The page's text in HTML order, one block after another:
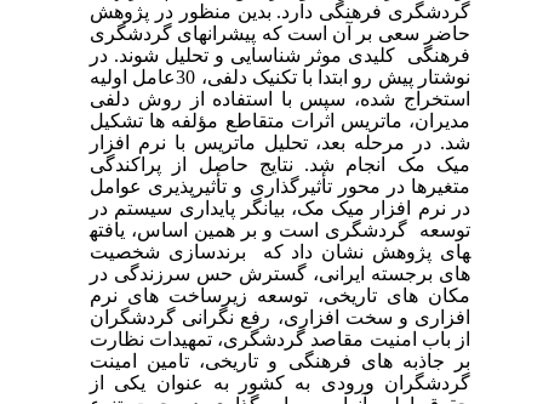
گردشگری فرهنگی دارد. بدین منظور در پژوهش
حاضر سعی بر آن است که پیشرانهای گردشگری
فرهنگی کلیدی موثر شناسایی و تحلیل شوند. در
نوشتار پیش رو ابتدا با تکنیک دلفی، 30عامل اولیه
استخراج شده، سپس با استفاده از روش دلفی
مدیران، ماتریس اثرات متقاطع مؤلفه ها تشکیل
شد. در مرحله بعد، تحلیل ماتریس با نرم افزار
میک مک انجام شد.
نتایج حاصل از پراکندگی
متغیرها در محور تأثیرگذاری و تأثیرپذیری عوامل
در نرم افزار میک مک، بیانگر پایداری سیستم در
توسعه گردشگری است و بر همین اساس، یافته
های پژوهش نشان داد که برندسازی شخصیت
های برجسته ایرانی، گسترش حس سرزندگی در
مکان های تاریخی، توسعه زیرساخت های نرم
افزاری و سخت افزاری، رفع نگرانی گردشگران
از باب امنیت مقاصد گردشگری، تمهیدات نظارت
بر جاذبه های فرهنگی و تاریخی، تامین امینت
گردشگران ورودی به کشور به عنوان یکی از